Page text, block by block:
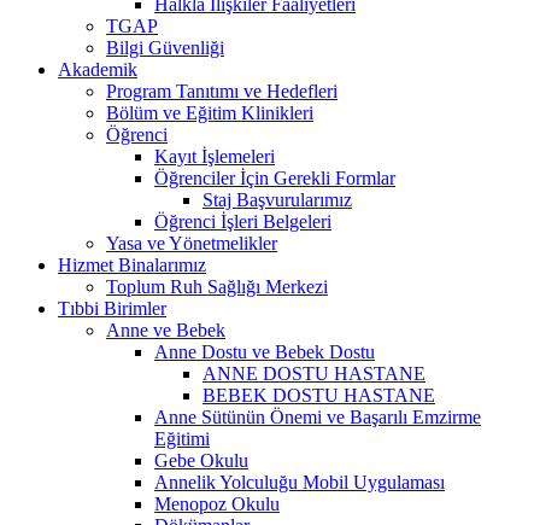
TGAP
Bilgi Güvenliği
Akademik
Program Tanıtımı ve Hedefleri
Bölüm ve Eğitim Klinikleri
Öğrenci
Kayıt İşlemeleri
Öğrenciler İçin Gerekli Formlar
Staj Başvurularımız
Öğrenci İşleri Belgeleri
Yasa ve Yönetmelikler
Hizmet Binalarımız
Toplum Ruh Sağlığı Merkezi
Tıbbi Birimler
Anne ve Bebek
Anne Dostu ve Bebek Dostu
ANNE DOSTU HASTANE
BEBEK DOSTU HASTANE
Anne Sütünün Önemi ve Başarılı Emzirme
Eğitimi
Gebe Okulu
Annelik Yolculuğu Mobil Uygulaması
Menopoz Okulu